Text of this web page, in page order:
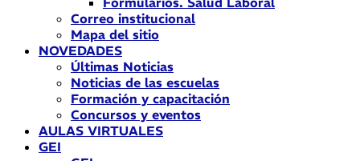
Correo institucional
Mapa del sitio
NOVEDADES
Últimas Noticias
Noticias de las escuelas
Formación y capacitación
Concursos y eventos
AULAS VIRTUALES
GEI